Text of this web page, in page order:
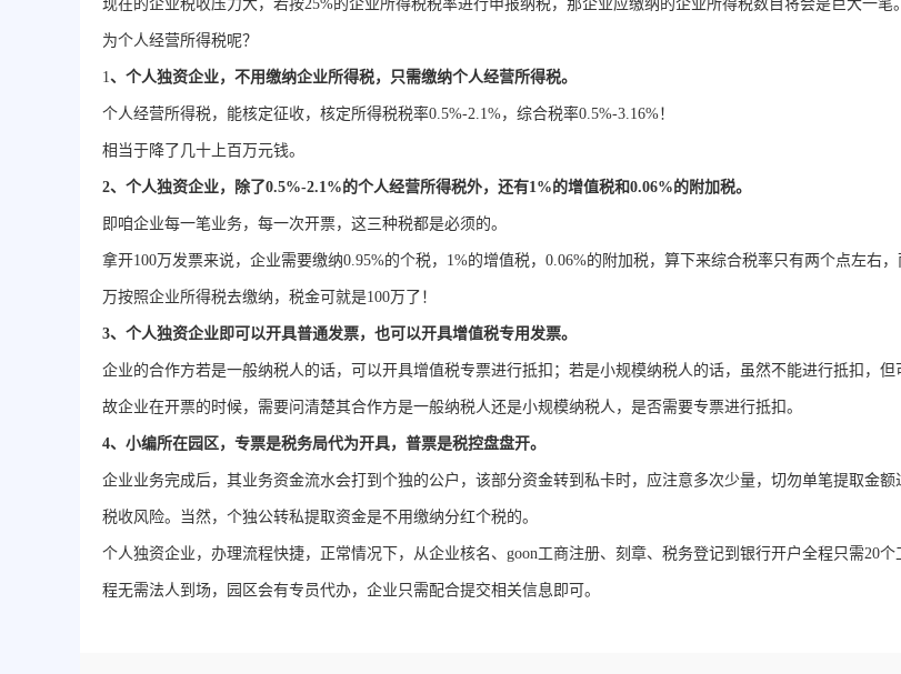
现在的企业税收压力大，若按25%的企业所得税税率进行申报纳税，那企业应缴纳的企业所得税数目将会是巨大一笔
为个人经营所得税呢？
1、个人独资企业，不用缴纳企业所得税，只需缴纳个人经营所得税。
个人经营所得税，能核定征收，核定所得税税率0.5%-2.1%，综合税率0.5%-3.16%！
相当于降了几十上百万元钱。
2、个人独资企业，除了0.5%-2.1%的个人经营所得税外，还有1%的增值税和0.06%的附加税。
即咱企业每一笔业务，每一次开票，这三种税都是必须的。
拿开100万发票来说，企业需要缴纳0.95%的个税，1%的增值税，0.06%的附加税，算下来综合税率只有两个点左右
万按照企业所得税去缴纳，税金可就是100万了！
3、个人独资企业即可以开具普通发票，也可以开具增值税专用发票。
企业的合作方若是一般纳税人的话，可以开具增值税专票进行抵扣；若是小规模纳税人的话，虽然不能进行抵扣，但
故企业在开票的时候，需要问清楚其合作方是一般纳税人还是小规模纳税人，是否需要专票进行抵扣。
4、小编所在园区，专票是税务局代为开具，普票是税控盘盘开。
企业业务完成后，其业务资金流水会打到个独的公户，该部分资金转到私卡时，应注意多次少量，切勿单笔提取金
税收风险。当然，个独公转私提取资金是不用缴纳分红个税的。
个人独资企业，办理流程快捷，正常情况下，从企业核名、goon工商注册、刻章、税务登记到银行开户全程只需20
程无需法人到场，园区会有专员代办，企业只需配合提交相关信息即可。